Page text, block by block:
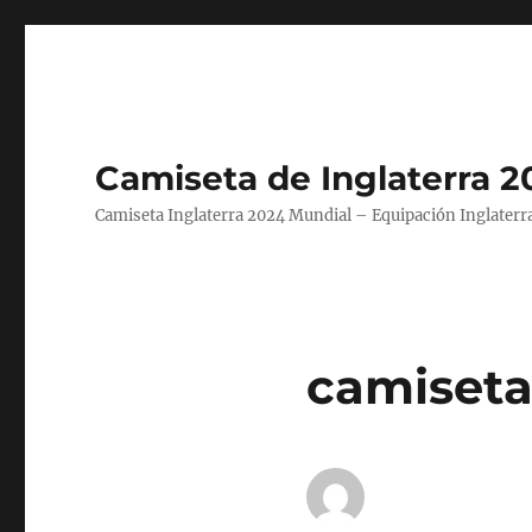
Camiseta de Inglaterra
Camiseta Inglaterra 2024 Mundial – Equipación